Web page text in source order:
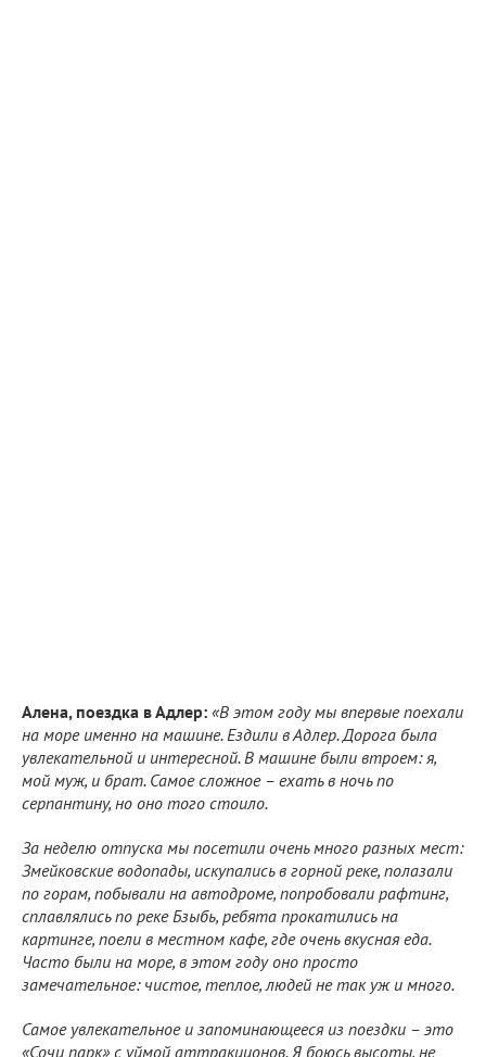
Алена, поездка в Адлер: «В этом году мы впервые поехали
на море именно на машине. Ездили в Адлер. Дорога была
увлекательной и интересной. В машине были втроем: я,
мой муж, и брат. Самое сложное – ехать в ночь по
серпантину, но оно того стоило.
За неделю отпуска мы посетили очень много разных мест:
Змейковские водопады, искупались в горной реке, полазали
по горам, побывали на автодроме, попробовали рафтинг,
сплавлялись по реке Бзыбь, ребята прокатились на
картинге, поели в местном кафе, где очень вкусная еда.
Часто были на море, в этом году оно просто
замечательное: чистое, теплое, людей не так уж и много.
Самое увлекательное и запоминающееся из поездки – это
«Сочи парк» с уймой аттракционов. Я боюсь высоты, не